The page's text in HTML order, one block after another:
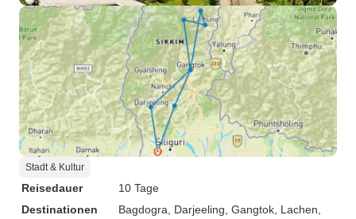
Stadt & Kultur
Reisedauer
10 Tage
Destinationen
Bagdogra , Darjeeling , Gangtok , Lachen